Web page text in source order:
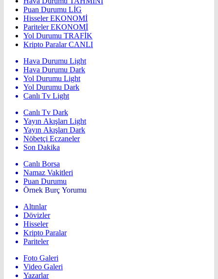
Puan Durumu LİG
HisselerEKONOMİ
ParitelerEKONOMİ
Yol Durumu TRAFİK
Kripto ParalarCANLI
Hava Durumu Light
Hava Durumu Dark
Yol Durumu Light
Yol Durumu Dark
Canlı Tv Light
Canlı Tv Dark
Yayın Akışları Light
Yayın Akışları Dark
Nöbetçi Eczaneler
Son Dakika
Canlı Borsa
Namaz Vakitleri
Puan Durumu
Örnek Burç Yorumu
Altınlar
Dövizler
Hisseler
Kripto Paralar
Pariteler
Foto Galeri
Video Galeri
Yazarlar